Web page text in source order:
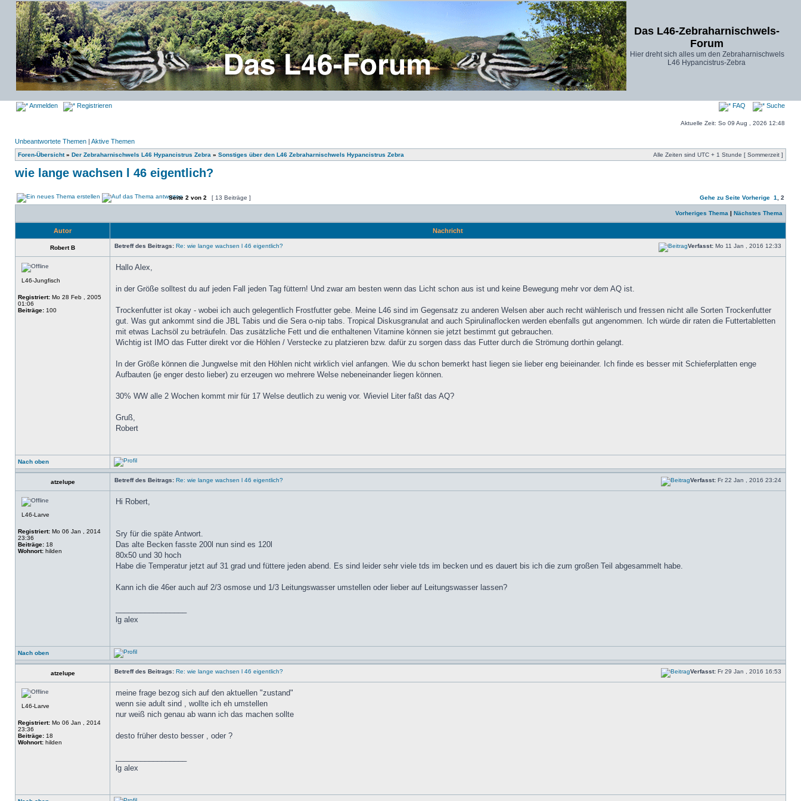
Das L46-Zebraharnischwels-
Forum
Hier dreht sich alles um den Zebraharnischwels
L46 Hypancistrus-Zebra
Anmelden Registrieren FAQ Suche
Aktuelle Zeit: So 09 Aug , 2026 12:48
Unbeantwortete Themen | Aktive Themen
Foren-Übersicht» Der Zebraharnischwels L46 Hypancistrus Zebra » Sonstiges über den L46 Zebraharnischwels Hypancistrus Zebra Alle Zeiten sind UTC + 1 Stunde [ Sommerzeit ]
wie lange wachsen l 46 eigentlich?
Seite 2 von 2 [ 13 Beiträge ] Gehe zu Seite Vorherige 1 2
Vorheriges Thema | Nächstes Thema
Autor Nachricht
Robert B Betreff des Beitrags: Re: wie lange wachsen l 46 eigentlich? Verfasst: Mo 11 Jan , 2016 12:33
L46-Jungfisch
Registriert: Mo 28 Feb , 2005
01:06
Beiträge: 100
Hallo Alex,
in der Größe solltest du auf jeden Fall jeden Tag füttern! Und zwar am besten wenn das Licht schon aus ist und keine Bewegung mehr vor dem AQ ist.
Trockenfutter ist okay - wobei ich auch gelegentlich Frostfutter gebe. Meine L46 sind im Gegensatz zu anderen Welsen aber auch recht wählerisch und fressen nicht alle Sorten Trockenfutter
gut. Was gut ankommt sind die JBL Tabis und die Sera o-nip tabs. Tropical Diskusgranulat and auch Spirulinaflocken werden ebenfalls gut angenommen. Ich würde dir raten die Futtertabletten
mit etwas Lachsöl zu beträufeln. Das zusätzliche Fett und die enthaltenen Vitamine können sie jetzt bestimmt gut gebrauchen.
Wichtig ist IMO das Futter direkt vor die Höhlen / Verstecke zu platzieren bzw. dafür zu sorgen dass das Futter durch die Strömung dorthin gelangt.
In der Größe können die Jungwelse mit den Höhlen nicht wirklich viel anfangen. Wie du schon bemerkt hast liegen sie lieber eng beieinander. Ich finde es besser mit Schieferplatten enge
Aufbauten (je enger desto lieber) zu erzeugen wo mehrere Welse nebeneinander liegen können.
30% WW alle 2 Wochen kommt mir für 17 Welse deutlich zu wenig vor. Wieviel Liter faßt das AQ?
Gruß,
Robert
Nach oben
atzelupe Betreff des Beitrags: Re: wie lange wachsen l 46 eigentlich? Verfasst: Fr 22 Jan , 2016 23:24
L46-Larve
Registriert: Mo 06 Jan , 2014
23:36
Beiträge: 18
Wohnort: hilden
Hi Robert,
Sry für die späte Antwort.
Das alte Becken fasste 200l nun sind es 120l
80x50 und 30 hoch
Habe die Temperatur jetzt auf 31 grad und füttere jeden abend. Es sind leider sehr viele tds im becken und es dauert bis ich die zum großen Teil abgesammelt habe.
Kann ich die 46er auch auf 2/3 osmose und 1/3 Leitungswasser umstellen oder lieber auf Leitungswasser lassen?
lg alex
Nach oben
atzelupe Betreff des Beitrags: Re: wie lange wachsen l 46 eigentlich? Verfasst: Fr 29 Jan , 2016 16:53
L46-Larve
Registriert: Mo 06 Jan , 2014
23:36
Beiträge: 18
Wohnort: hilden
meine frage bezog sich auf den aktuellen "zustand"
wenn sie adult sind , wollte ich eh umstellen
nur weiß nich genau ab wann ich das machen sollte
desto früher desto besser , oder ?
lg alex